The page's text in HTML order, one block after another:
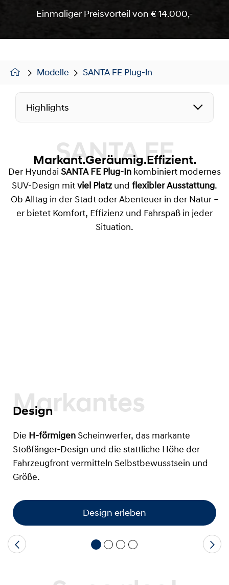
Einmaliger Preisvorteil von € 14.000,-
Modelle SANTA FE Plug-In
Highlights
SANTA FE
Markant.Geräumig.Effizient.
Der Hyundai SANTA FE Plug-In kombiniert modernes
SUV-Design mit viel Platz und flexibler Ausstattung.
Ob Alltag in der Stadt oder Abenteuer in der Natur –
er bietet Komfort, Effizienz und Fahrspaß in jeder
Situation.
Markantes
Design
Die H-förmigen Scheinwerfer, das markante
Stoßfänger-Design und die stattliche Höhe der
Fahrzeugfront vermitteln Selbstbewusstsein und
Größe.
Design erleben